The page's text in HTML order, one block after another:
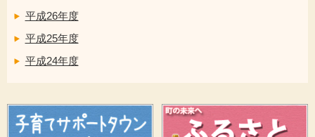
平成26年度
平成25年度
平成24年度